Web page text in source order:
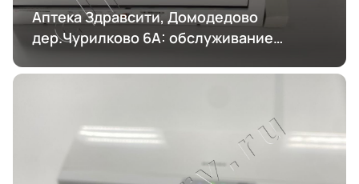
Аптека Здравсити, Домодедово
дер.Чурилково 6А: обслуживание